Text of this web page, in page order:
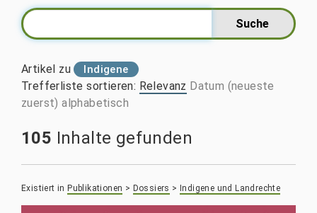
Artikel zu Indigene
Trefferliste sortieren: Relevanz Datum (neueste
zuerst) alphabetisch
105 Inhalte gefunden
Existiert in Publikationen > Dossiers > Indigene und Landrechte